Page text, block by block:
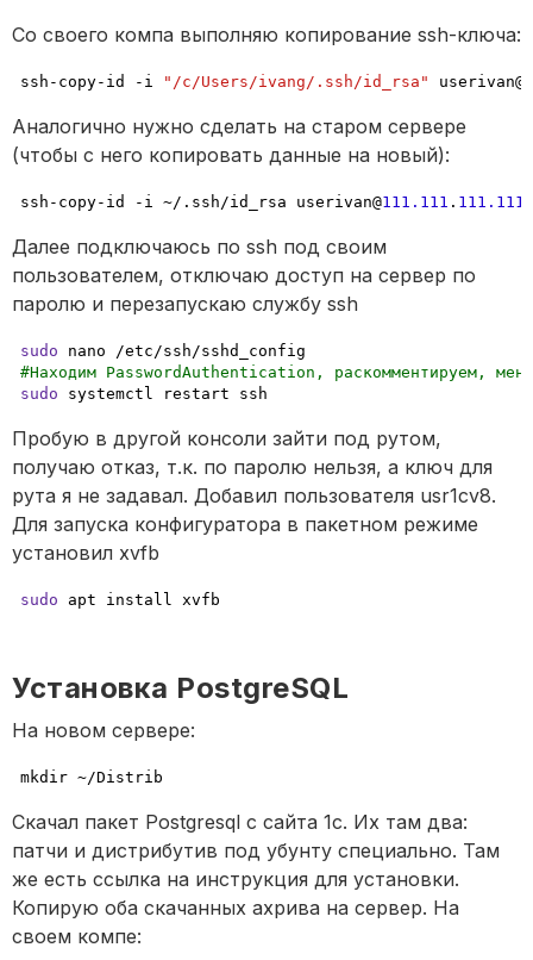
Со своего компа выполняю копирование ssh-ключа:
ssh-copy-id -i "/c/Users/ivang/.ssh/id_rsa" userivan@
Аналогично нужно сделать на старом сервере
(чтобы с него копировать данные на новый):
ssh-copy-id -i ~/.ssh/id_rsa userivan@111.111 . 111.111
Далее подключаюсь по ssh под своим
пользователем, отключаю доступ на сервер по
паролю и перезапускаю службу ssh
sudo
#Находим PasswordAuthentication, раскомментируем,
sudo systemctl restart ssh
Пробую в другой консоли зайти под рутом,
получаю отказ, т.к. по паролю нельзя, а ключ для
рута я не задавал. Добавил пользователя usr1cv8.
Для запуска конфигуратора в пакетном режиме
установил xvfb
sudo apt install xvfb
Установка PostgreSQL
На новом сервере:
mkdir ~/Distrib
Скачал пакет Postgresql с сайта 1с. Их там два:
патчи и дистрибутив под убунту специально. Там
же есть ссылка на инструкция для установки.
Копирую оба скачанных ахрива на сервер. На
своем компе: